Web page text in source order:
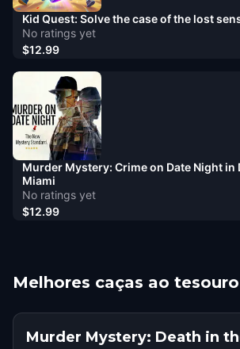
No ratings yet
Kid Quest: Solve the case of the lost
$12.99
No ratings yet
Murder Mystery: Crime on Date Night in
Miami
$12.99
Melhores caças ao
Murder Mystery: Death in